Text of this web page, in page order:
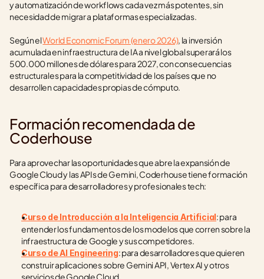
y automatización de workflows cada vez más potentes, sin
necesidad de migrar a plataformas especializadas.
Según el World Economic Forum (enero 2026), la inversión
acumulada en infraestructura de IA a nivel global superará los
500.000 millones de dólares para 2027, con consecuencias
estructurales para la competitividad de los países que no
desarrollen capacidades propias de cómputo.
Formación recomendada de
Coderhouse
Para aprovechar las oportunidades que abre la expansión de
Google Cloud y las APIs de Gemini, Coderhouse tiene formación
específica para desarrolladores y profesionales tech:
Curso de Introducción a la Inteligencia Artificial: para
entender los fundamentos de los modelos que corren sobre la
infraestructura de Google y sus competidores.
Curso de AI Engineering: para desarrolladores que quieren
construir aplicaciones sobre Gemini API, Vertex AI y otros
servicios de Google Cloud.